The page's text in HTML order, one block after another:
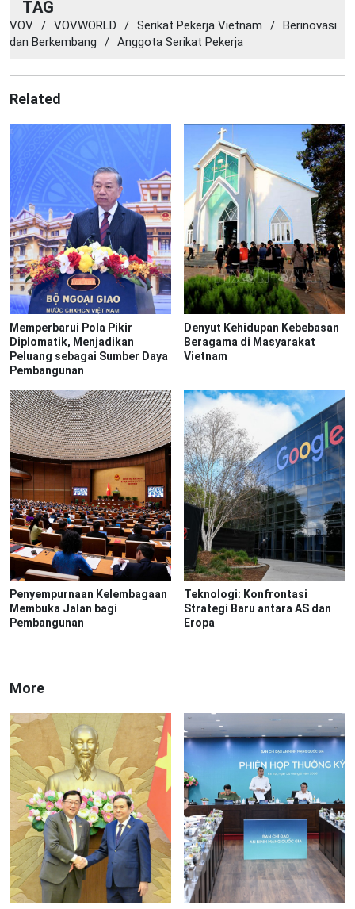
TAG
VOV / VOVWORLD / Serikat Pekerja Vietnam / Berinovasi
dan Berkembang
/ Anggota Serikat Pekerja
Related
Memperbarui Pola Pikir
Diplomatik, Menjadikan
Peluang sebagai Sumber Daya
Pembangunan
Denyut Kehidupan Kebebasan
Beragama di Masyarakat
Vietnam
Penyempurnaan Kelembagaan
Membuka Jalan bagi
Pembangunan
Teknologi: Konfrontasi
Strategi Baru antara AS dan
Eropa
More